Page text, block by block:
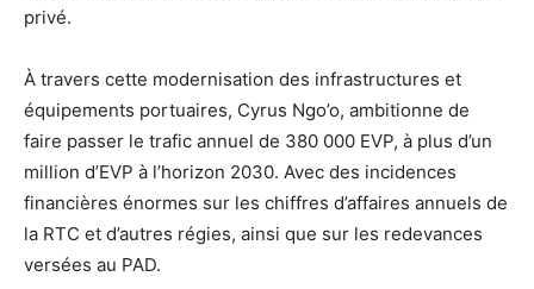
privé.
À travers cette modernisation des infrastructures et
équipements portuaires, Cyrus Ngo’o, ambitionne de
faire passer le trafic annuel de 380 000 EVP, à plus d’un
million d’EVP à l’horizon 2030. Avec des incidences
financières énormes sur les chiffres d’affaires annuels de
la RTC et d’autres régies, ainsi que sur les redevances
versées au PAD.